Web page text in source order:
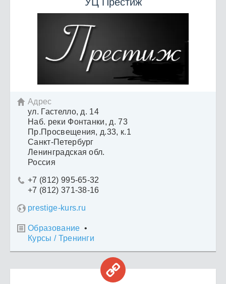
 Адрес
ул. Гастелло, д. 14
Наб. реки Фонтанки, д. 73
Пр.Просвещения, д.33, к.1
Санкт-Петербург
Ленинградская обл.
Россия
 +7 (812) 995-65-32
+7 (812) 371-38-16
prestige-kurs.ru
 Образование •
Курсы / Тренинги
